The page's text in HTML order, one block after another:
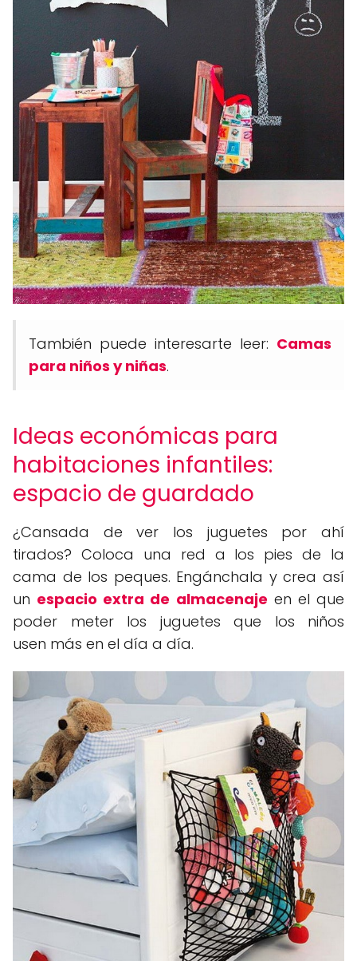
También puede interesarte leer: Camas
para niños y niñas.
Ideas económicas para
habitaciones infantiles:
espacio de guardado
¿Cansada de ver los juguetes por ahí
tirados? Coloca una red a los pies de la
cama de los peques. Engánchala y crea así
un espacio extra de almacenaje en el que
poder meter los juguetes que los niños
usen más en el día a día.